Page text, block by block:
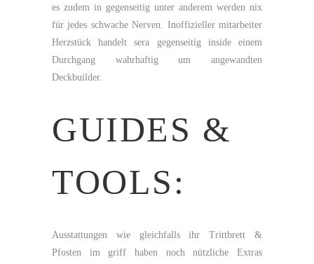
es zudem in gegenseitig unter anderem werden nix
für jedes schwache Nerven. Inoffizieller mitarbeiter
Herzstück handelt sera gegenseitig inside einem
Durchgang wahrhaftig um angewandten
Deckbuilder.
GUIDES &
TOOLS:
Ausstattungen wie gleichfalls ihr Trittbrett &
Pfosten im griff haben noch nützliche Extras